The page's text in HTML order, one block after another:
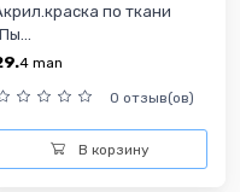
по ткани
4 man
0 отзыв(ов)
В корзину